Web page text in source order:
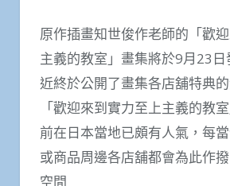
原作插畫知世俊作老師的「歡
主義的教室」畫集將於9月23
近終於公開了畫集各店舖特典
「歡迎來到實力至上主義的教
前在日本當地已頗有人氣，每
或商品周邊各店舖都會為此作
空間